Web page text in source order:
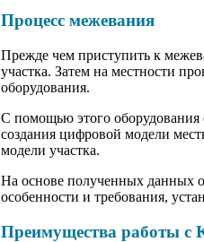
Процесс межевания
Прежде чем приступить к
участка. Затем на местности
оборудования.
С помощью этого оборудования
создания цифровой модели
модели участка.
На основе полученных данных
особенности и требования,
Преимущества работы с